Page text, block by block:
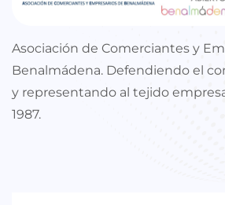
Asociación de Comerciantes y
Benalmádena. Defendiendo el
y representando al tejido
1987.